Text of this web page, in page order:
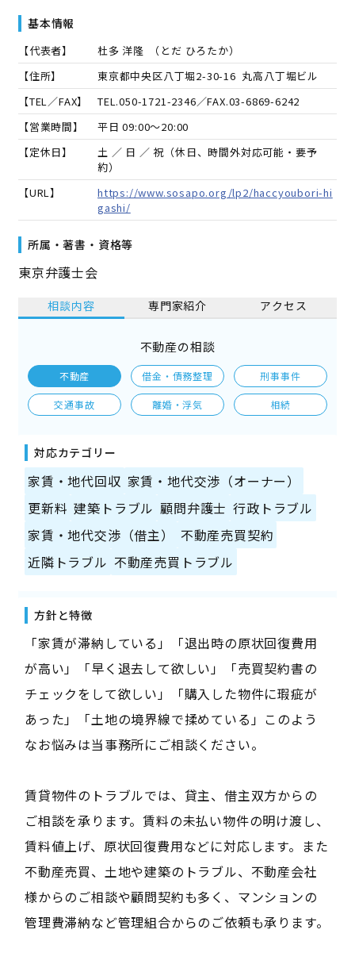
基本情報
【代表者】 杜多 洋隆 （ とだ ひろたか）
【住所】
東京都中央区八丁堀2-30-16 丸高八丁堀ビル
【TEL／FAX】
TEL.050-1721-2346／FAX.03-6869-6242
【営業時間】
平日 09:00～20:00
【定休日】
土 ／ 日 ／ 祝（休日、時間外対応可能・要予
約）
【URL】
https://www.sosapo.org/lp2/haccyoubori-hi
gashi/
所属・著書・資格等
東京弁護士会
相談内容 専門家紹介 アクセス
不動産の相談
不動産 借金・債務整理 刑事事件
交通事故 離婚・浮気 相続
対応カテゴリー
家賃・地代回収 家賃・地代交渉（オーナー）
更新料 建築トラブル 顧問弁護士 行政トラブル
家賃・地代交渉（借主）
不動産売買契約
近隣トラブル 不動産売買トラブル
方針と特徴
「家賃が滞納している」「退出時の原状回復費用
が高い」「早く退去して欲しい」「売買契約書の
チェックをして欲しい」「購入した物件に瑕疵が
あった」「土地の境界線で揉めている」このよう
なお悩みは当事務所にご相談ください。
賃貸物件のトラブルでは、貸主、借主双方からの
ご相談を承ります。賃料の未払い物件の明け渡し、
賃料値上げ、原状回復費用などに対応します。また
不動産売買、土地や建築のトラブル、不動産会社
様からのご相談や顧問契約も多く、マンションの
管理費滞納など管理組合からのご依頼も承ります。